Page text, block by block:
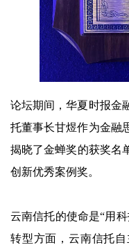
论坛期间，华夏时报金
托董事长甘煜作为金融
揭晓了金蝉奖的获奖名
创新优秀案例奖。
云南信托的使命是“用
转型方面，云南信托